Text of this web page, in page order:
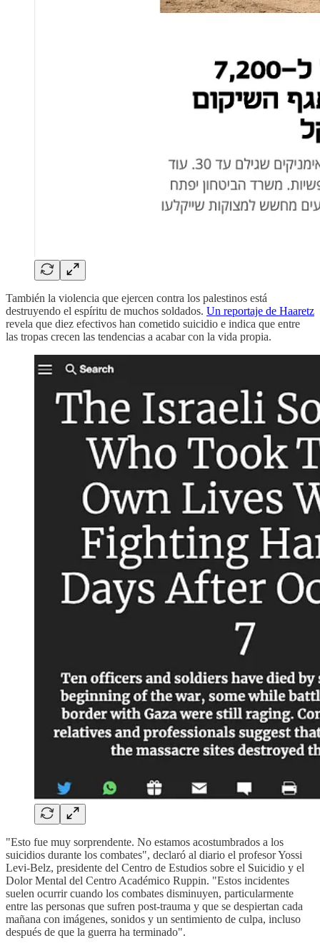
También la violencia que ejercen contra los palestinos está
destruyendo el espíritu de muchos soldados. Un reportaje de Haaretz
revela que diez efectivos han cometido suicidio e indica que entre
las tropas crecen las tendencias a acabar con la vida propia.
"Esto fue muy sorprendente. No estamos acostumbrados a los
suicidios durante los combates", declaró al diario el profesor Yossi
Levi-Belz, presidente del Centro de Estudios sobre el Suicidio y el
Dolor Mental del Centro Académico Ruppin. "Estos incidentes
suelen ocurrir cuando los combates disminuyen, particularmente
entre las personas que sufren post-trauma y que se despiertan cada
mañana con imágenes, sonidos y un sentimiento de culpa, incluso
después de que la guerra ha terminado".